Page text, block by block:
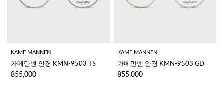
KAME MANNEN
가메만넨 안경 KMN-9503 TS
855,000
KAME MANNEN
가메만넨 안경 KMN-9503 GD
855,000